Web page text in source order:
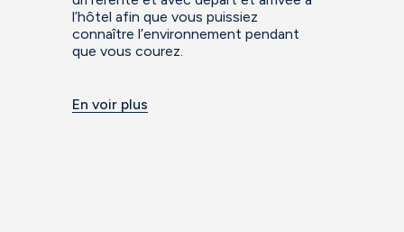
l’hôtel afin que vous puissiez
connaître l’environnement pendant
que vous courez.
En voir plus